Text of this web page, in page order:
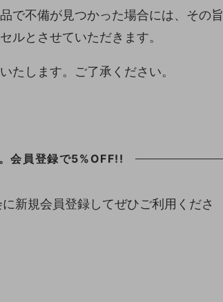
で不備が見つかった場合には、その旨
ルとさせていただきます。
たします。ご了承ください。
会員登録で5%OFF!!
新規会員登録してぜひご利用くださ